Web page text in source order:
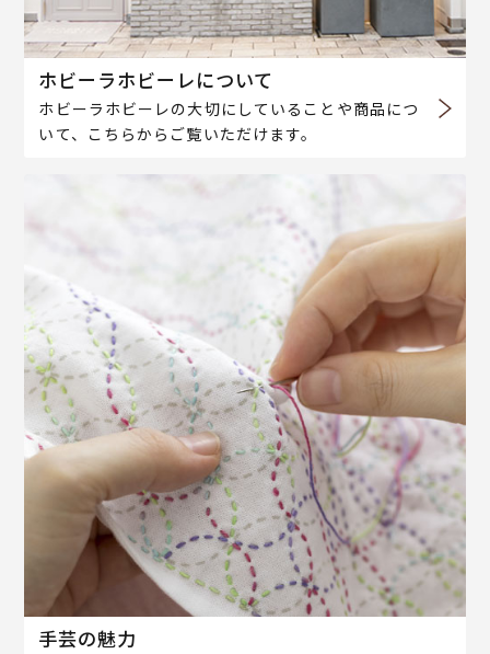
ホビーラホビーレについて
ホビーラホビーレの大切にしていることや商品につ
いて、こちらからご覧いただけます。
手芸の魅力